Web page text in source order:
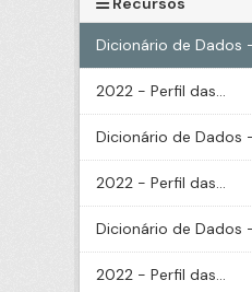
Dicionário de Dados
2022 - Perfil das...
Dicionário de Dados
2022 - Perfil das...
Dicionário de Dados
2022 - Perfil das...